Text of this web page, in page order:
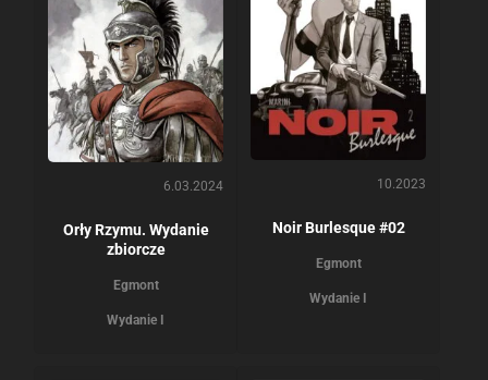
6.03.2024
Orły Rzymu. Wydanie
zbiorcze
Egmont
Wydanie I
10.2023
Noir Burlesque #02
Egmont
Wydanie I